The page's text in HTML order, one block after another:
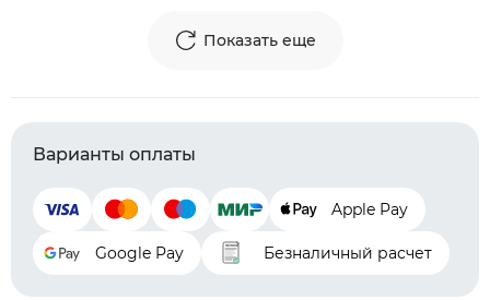
Показать еще
Варианты оплаты
Apple Pay
Google Pay Безналичный расчет